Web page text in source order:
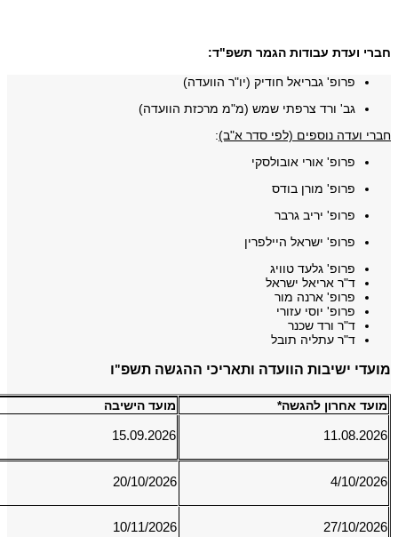
חברי ועדת עבודות הגמר תשפ"ד:
פרופ' גבריאל חודיק (יו"ר הוועדה)
גב' ורד צרפתי שמש (מ"מ מרכזת הוועדה)
חברי ועדה נוספים (לפי סדר א"ב):
פרופ' אורי אובולסקי
פרופ' מורן בודס
פרופ' יריב גרבר
פרופ' ישראל היילפרין
פרופ' גלעד טוויג
ד"ר אריאל ישראל
פרופ' ארנה מור
פרופ' יוסי עזורי
ד"ר ורד שכנר
ד"ר עתליה תובל
מועדי ישיבות הוועדה ותאריכי ההגשה תשפ"ו
מועד אחרון להגשה* מועד הישיבה
11.08.2026
15.09.2026
4/10/2026
20/10/2026
27/10/2026
10/11/2026